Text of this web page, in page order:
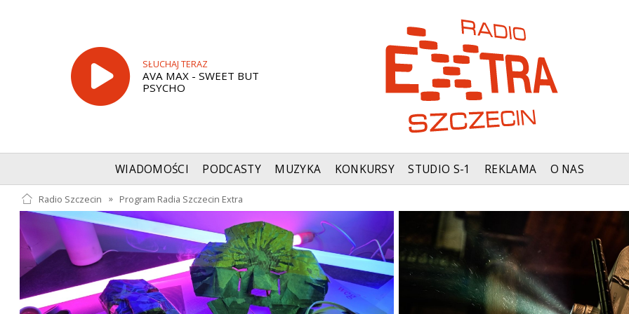
SŁUCHAJ TERAZ
AVA MAX - SWEET BUT
PSYCHO
WIADOMOŚCI PODCASTY MUZYKA KONKURSY STUDIO S-1 REKLAMA O NAS
Radio Szczecin » Program Radia Szczecin Extra